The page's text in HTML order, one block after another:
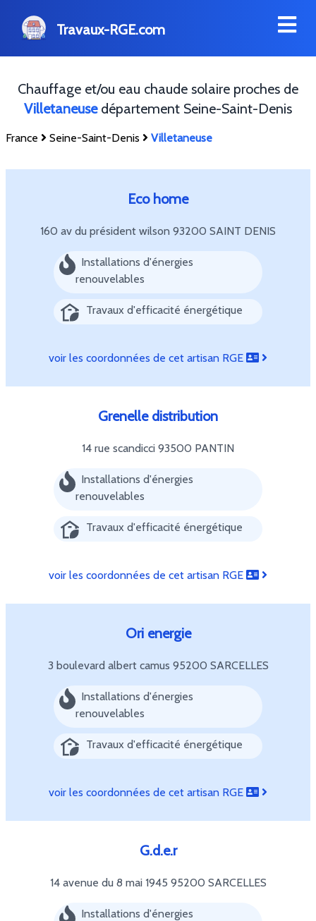
Travaux-RGE.com
Chauffage et/ou eau chaude solaire proches de
Villetaneusedépartement Seine-Saint-Denis
France Seine-Saint-Denis Villetaneuse
Eco home
160 av du président wilson 93200 SAINT DENIS
Installations d'énergies
renouvelables
Travaux d'efficacité énergétique
voir les coordonnées de cet artisan RGE
Grenelle distribution
14 rue scandicci 93500 PANTIN
Installations d'énergies
renouvelables
Travaux d'efficacité énergétique
voir les coordonnées de cet artisan RGE
Ori energie
3 boulevard albert camus 95200 SARCELLES
Installations d'énergies
renouvelables
Travaux d'efficacité énergétique
voir les coordonnées de cet artisan RGE
G.d.e.r
14 avenue du 8 mai 1945 95200 SARCELLES
Installations d'énergies